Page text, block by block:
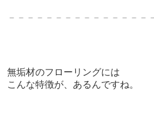
－－－－－－－－－－－－－ －－
無垢材のフローリングには
こんな特徴が、あるんですね。